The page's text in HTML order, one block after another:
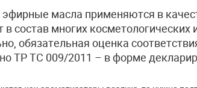
масла применяются в
в состав многих
обязательная оценка
ТР ТС 009/2011 – в форме